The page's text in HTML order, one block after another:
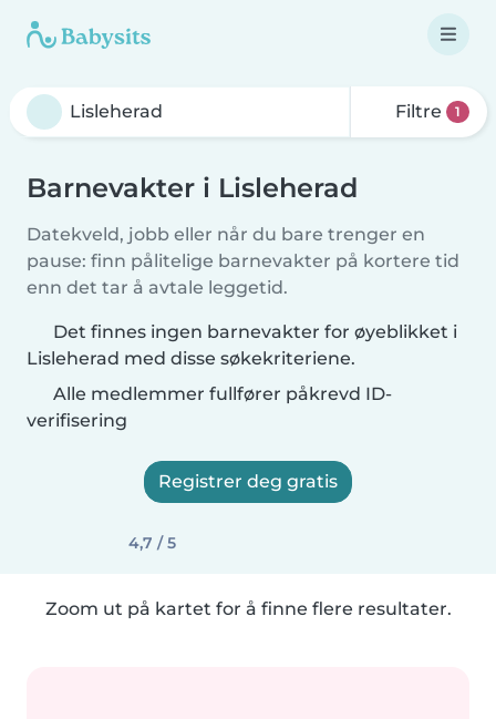
Filtre 1
Barnevakter i Lisleherad
Datekveld, jobb eller når du bare trenger en
pause: finn pålitelige barnevakter på kortere tid
enn det tar å avtale leggetid.
Det finnes ingen barnevakter for øyeblikket i
Lisleherad med disse søkekriteriene.
Alle medlemmer fullfører påkrevd ID-
verifisering
Registrer deg gratis
4,7 / 5
Zoom ut på kartet for å finne flere resultater.